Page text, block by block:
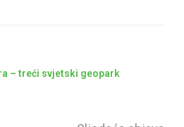
– treći svjetski geopark